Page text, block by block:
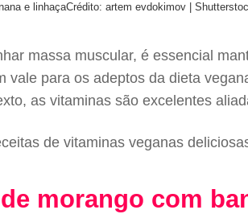
e linhaçaCrédito: artem evdokimov |
massa muscular, é essencial
vale para os adeptos da dieta
as vitaminas são excelentes
de vitaminas veganas
morango com